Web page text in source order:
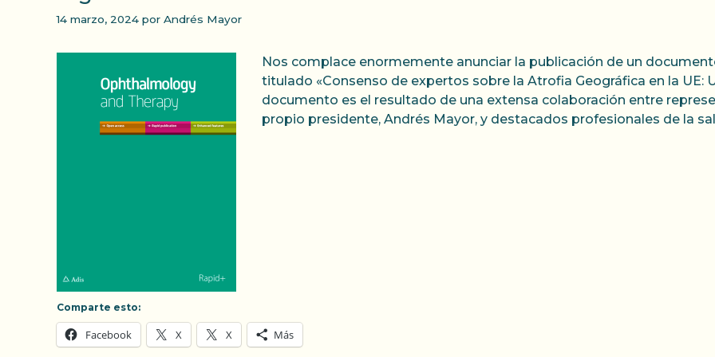
14 marzo, 2024 por Andrés Mayor
Nos complace enormemente anunciar la publicación de un
titulado «Consenso de expertos sobre la Atrofia Geográfica en la UE:
documento es el resultado de una extensa colaboración entre
propio presidente, Andrés Mayor, y destacados profesionales de la
Comparte esto:
Facebook X X Más